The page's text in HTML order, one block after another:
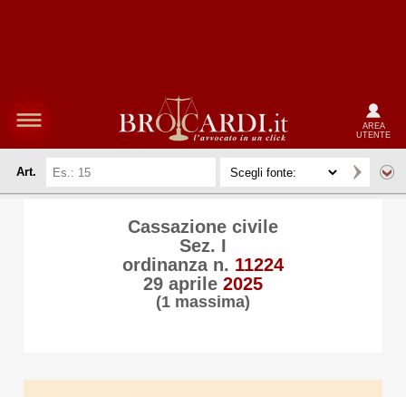
AREA
UTENTE
Art.
Cassazione civile
Sez. I
ordinanza n. 11224
29 aprile 2025
(1 massima)